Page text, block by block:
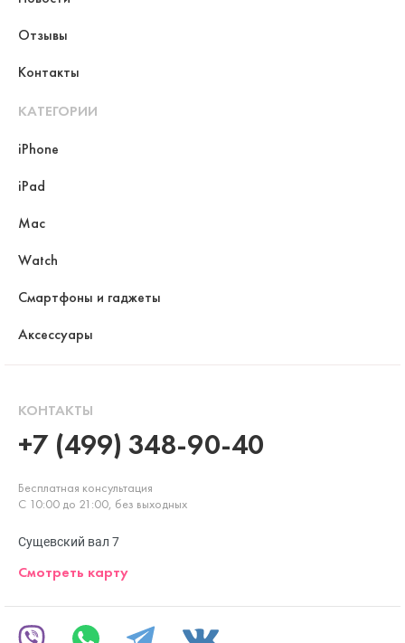
Отзывы
Контакты
КАТЕГОРИИ
iPhone
iPad
Mac
Watch
Смартфоны и гаджеты
Аксессуары
КОНТАКТЫ
+7 (499) 348-90-40
Бесплатная консультация
С 10:00 до 21:00, без выходных
Сущевский вал 7
Смотреть карту